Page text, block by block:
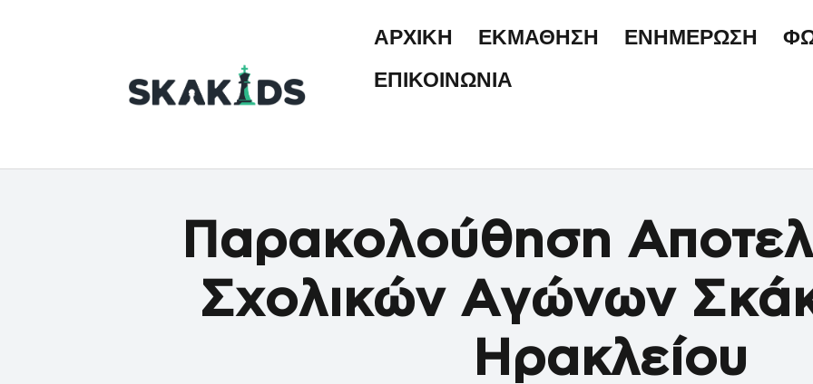
ΑΡΧΙΚΗ ΕΚΜΑΘΗΣΗ ΕΝΗΜΕΡΩΣΗ
ΕΠΙΚΟΙΝΩΝΙΑ
Παρακολούθηση
Σχολικών Αγώνων
Ηρακλείου
ΑΡΧΙΚΗ
ΕΚΜΑΘΗΣΗ